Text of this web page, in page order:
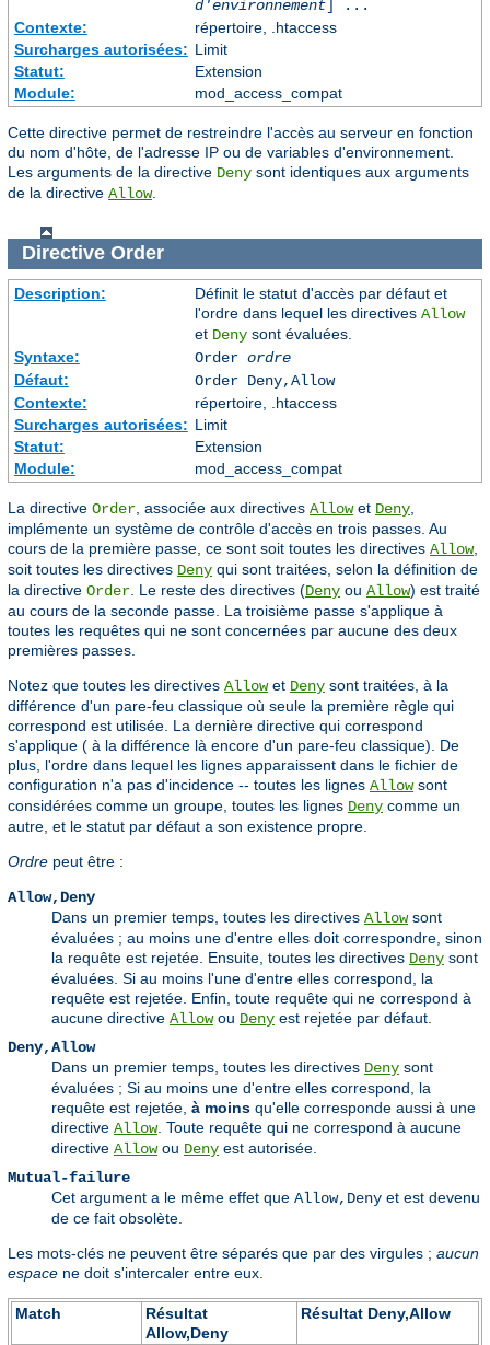
d'environnement] ...
Contexte:
répertoire, .htaccess
Surcharges autorisées: Limit
Statut:
Extension
Module:
mod_access_compat
Cette directive permet de restreindre l'accès au serveur en fonction
du nom d'hôte, de l'adresse IP ou de variables d'environnement.
Les arguments de la directive Deny sont identiques aux arguments
de la directive Allow.
Directive Order
Description:
Définit le statut d'accès par défaut et
l'ordre dans lequel les directives Allow
et Denysont évaluées.
Syntaxe:
Order ordre
Défaut:
Order Deny,Allow
Contexte:
répertoire, .htaccess
Surcharges autorisées: Limit
Statut:
Extension
Module:
mod_access_compat
La directive Order , associée aux directives Allowet Deny
implémente un système de contrôle d'accès en trois passes. Au
cours de la première passe, ce sont soit toutes les directives Allow,
soit toutes les directives Deny qui sont traitées, selon la définition de
la directive Order . Le reste des directives (Deny ou Allow) est traité
au cours de la seconde passe. La troisième passe s'applique à
toutes les requêtes qui ne sont concernées par aucune des deux
premières passes.
Notez que toutes les directives Allowet Deny sont traitées, à la
différence d'un pare-feu classique où seule la première règle qui
correspond est utilisée. La dernière directive qui correspond
s'applique ( à la différence là encore d'un pare-feu classique). De
plus, l'ordre dans lequel les lignes apparaissent dans le fichier de
configuration n'a pas d'incidence -- toutes les lignes Allowsont
considérées comme un groupe, toutes les lignes Deny comme un
autre, et le statut par défaut a son existence propre.
Ordre peut être :
Allow,Deny
Dans un premier temps, toutes les directives Allowsont
évaluées ; au moins une d'entre elles doit correspondre, sinon
la requête est rejetée. Ensuite, toutes les directives Deny sont
évaluées. Si au moins l'une d'entre elles correspond, la
requête est rejetée. Enfin, toute requête qui ne correspond à
aucune directive Allowou Deny est rejetée par défaut.
Deny,Allow
Dans un premier temps, toutes les directives Deny sont
évaluées ; Si au moins une d'entre elles correspond, la
requête est rejetée, à moins qu'elle corresponde aussi à une
directive Allow. Toute requête qui ne correspond à aucune
directive Allowou Deny est autorisée.
Mutual-failure
Cet argument a le même effet que Allow,Deny et est devenu
de ce fait obsolète.
Les mots-clés ne peuvent être séparés que par des virgules ; aucun
espace ne doit s'intercaler entre eux.
Match
Résultat
Allow,Deny
Résultat Deny,Allow